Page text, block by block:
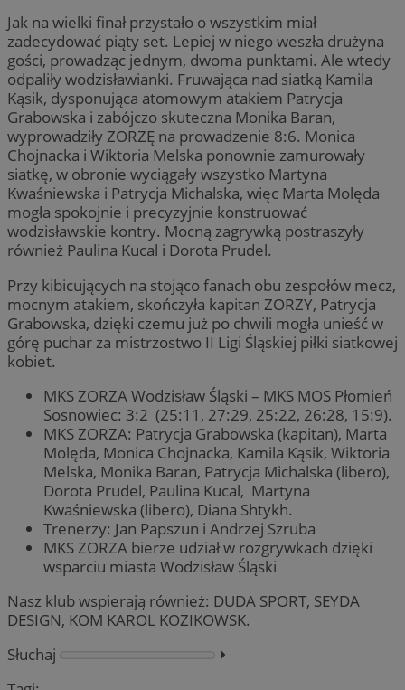
Jak na wielki finał przystało o wszystkim miał
zadecydować piąty set. Lepiej w niego weszła drużyna
gości, prowadząc jednym, dwoma punktami. Ale wtedy
odpaliły wodzisławianki. Fruwająca nad siatką Kamila
Kąsik, dysponująca atomowym atakiem Patrycja
Grabowska i zabójczo skuteczna Monika Baran,
wyprowadziły ZORZĘ na prowadzenie 8:6. Monica
Chojnacka i Wiktoria Melska ponownie zamurowały
siatkę, w obronie wyciągały wszystko Martyna
Kwaśniewska i Patrycja Michalska, więc Marta Molęda
mogła spokojnie i precyzyjnie konstruować
wodzisławskie kontry. Mocną zagrywką postraszyły
również Paulina Kucal i Dorota Prudel.
Przy kibicujących na stojąco fanach obu zespołów mecz,
mocnym atakiem, skończyła kapitan ZORZY, Patrycja
Grabowska, dzięki czemu już po chwili mogła unieść w
górę puchar za mistrzostwo II Ligi Śląskiej piłki siatkowej
kobiet.
MKS ZORZA Wodzisław Śląski – MKS MOS Płomień
Sosnowiec: 3:2 (25:11, 27:29, 25:22, 26:28, 15:9).
MKS ZORZA: Patrycja Grabowska (kapitan), Marta
Molęda, Monica Chojnacka, Kamila Kąsik, Wiktoria
Melska, Monika Baran, Patrycja Michalska (libero),
Dorota Prudel, Paulina Kucal, Martyna
Kwaśniewska (libero), Diana Shtykh.
Trenerzy: Jan Papszun i Andrzej Szruba
MKS ZORZA bierze udział w rozgrywkach dzięki
wsparciu miasta Wodzisław Śląski
Nasz klub wspierają również: DUDA SPORT, SEYDA
DESIGN, KOM KAROL KOZIKOWSK.
Słuchaj
⏵︎